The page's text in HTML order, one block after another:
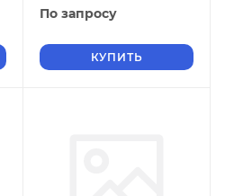
По запросу
КУПИТЬ